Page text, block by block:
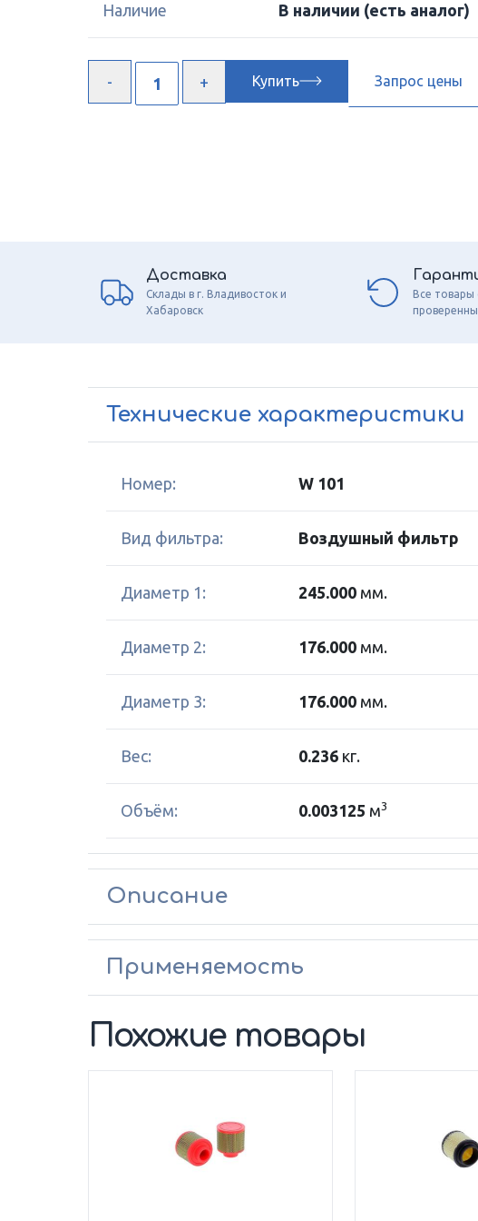
Наличие В наличии (есть аналог)
Купить Запрос цены
Доставка
Склады в г. Владивосток и
Хабаровск
Все товары
Технические характеристики
Номер: W 101
Вид фильтра: Воздушный фильтр
Диаметр 1: 245.000 мм.
Диаметр 2: 176.000 мм.
Диаметр 3: 176.000 мм.
Вес: 0.236 кг.
Объём: 0.003125 м3
Описание
Применяемость
Похожие товары